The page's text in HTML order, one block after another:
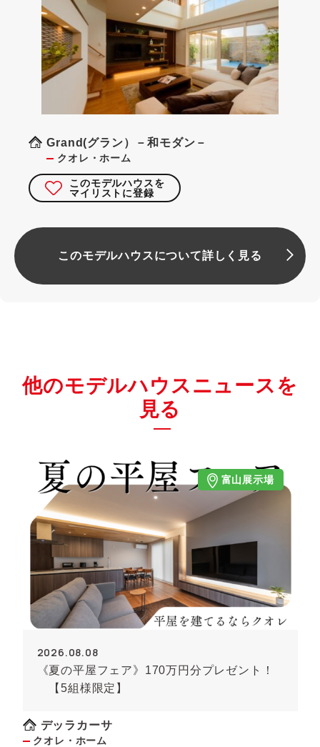
Grand(グラン）－和モダン－
クオレ・ホーム
このモデルハウスを
マイリストに登録
このモデルハウスについて詳しく見る
他のモデルハウスニュースを
見る
富山展示場
2026.08.08
《夏の平屋フェア》170万円分プレゼント！
【5組様限定】
デッラカーサ
クオレ・ホーム